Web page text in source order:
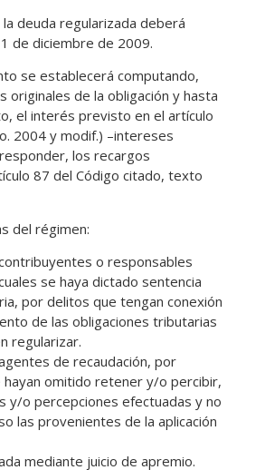
deuda regularizada deberá
de diciembre de 2009.
se establecerá computando,
originales de la obligación y hasta
el interés previsto en el artículo
2004 y modif.) –intereses
los recargos
87 del Código citado, texto
del régimen:
o responsables
se haya dictado sentencia
por delitos que tengan conexión
de las obligaciones tributarias
regularizar.
de recaudación, por
hayan omitido retener y/o percibir,
y/o percepciones efectuadas y no
las provenientes de la aplicación
mediante juicio de apremio.